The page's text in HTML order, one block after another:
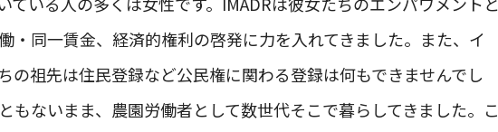
・同一賃金、経済的権利の啓発に力を入れてきました。また、イ
の祖先は住民登録など公民権に関わる登録は何もできませんでし
もないまま、農園労働者として数世代そこで暮らしてきました。こ